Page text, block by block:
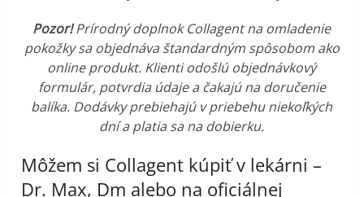
Pozor!Prírodný doplnok Collagent na omladenie
pokožky sa objednáva štandardným spôsobom ako
online produkt. Klienti odošlú objednávkový
formulár, potvrdia údaje a čakajú na doručenie
balíka. Dodávky prebiehajú v priebehu niekoľkých
dní a platia sa na dobierku.
Môžem si Collagent kúpiť v lekárni –
Dr. Max, Dm alebo na oficiálnej